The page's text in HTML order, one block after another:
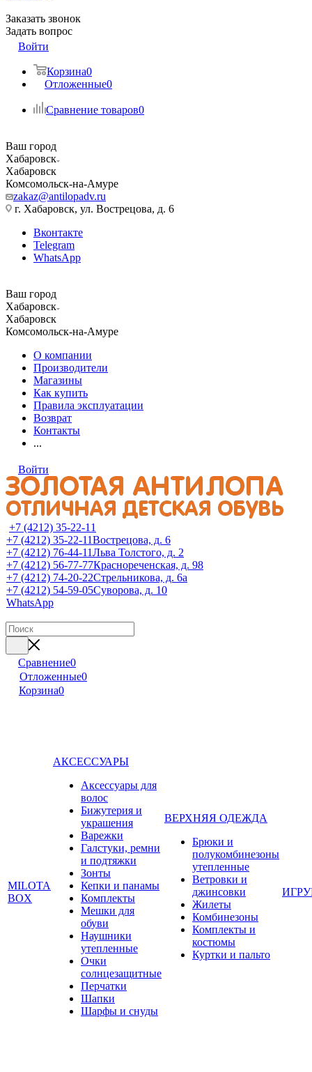
Заказать звонок
Задать вопрос
Войти
Корзина0
Отложенные0
Сравнение товаров0
Ваш город
Хабаровск
Хабаровск
Комсомольск-на-Амуре
zakaz@antilopadv.ru
г. Хабаровск, ул. Вострецова, д. 6
Вконтакте
Telegram
WhatsApp
Ваш город
Хабаровск
Хабаровск
Комсомольск-на-Амуре
О компании
Производители
Магазины
Как купить
Правила эксплуатации
Возврат
Контакты
...
Войти
+7 (4212) 35-22-11
+7 (4212) 35-22-11Вострецова, д. 6
+7 (4212) 76-44-11Льва Толстого, д. 2
+7 (4212) 56-77-77Краснореченская, д. 98
+7 (4212) 74-20-22Стрельникова, д. 6а
+7 (4212) 54-59-05Суворова, д. 10
WhatsApp
Сравнение0
Отложенные0
Корзина0
MILOTA
BOX
АКСЕССУАРЫ
Аксессуары для
волос
Бижутерия и
украшения
Варежки
Галстуки, ремни
и подтяжки
Зонты
Кепки и панамы
Комплекты
Мешки для
обуви
Наушники
утепленные
Очки
солнцезащитные
Перчатки
Шапки
Шарфы и снуды
ВЕРХНЯЯ ОДЕЖДА
Брюки и
полукомбинезоны
утепленные
Ветровки и
джинсовки
Жилеты
Комбинезоны
Комплекты и
костюмы
Куртки и пальто